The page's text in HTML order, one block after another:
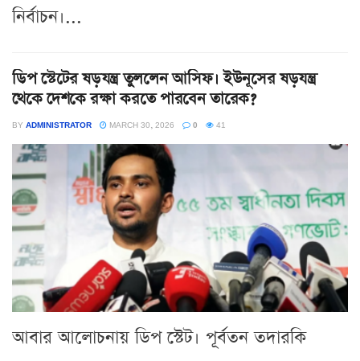
নির্বাচন।...
ডিপ স্টেটের ষড়যন্ত্র তুললেন আসিফ। ইউনূসের ষড়যন্ত্র
থেকে দেশকে রক্ষা করতে পারবেন তারেক?
BY ADMINISTRATOR MARCH 30, 2026 0 41
আবার আলোচনায় ডিপ স্টেট। পূর্বতন তদারকি